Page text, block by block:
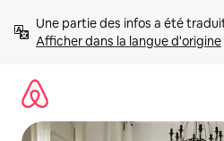
directement
Afficher dans la langue d'origine